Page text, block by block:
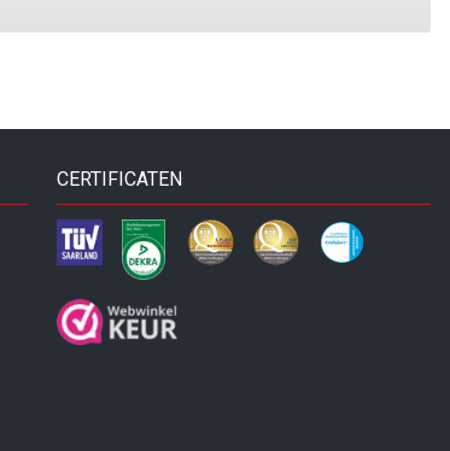
CERTIFICATEN